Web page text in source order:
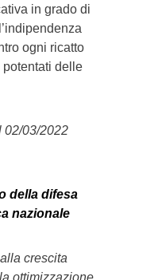
in grado di
ogni ricatto
delle
02/03/2022
della difesa
nazionale
crescita
ottimizzazione